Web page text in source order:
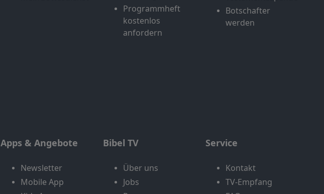
Programmheft
kostenlos
anfordern
Botschafter
werden
Apps & Angebote
Newsletter
Mobile App
Bibel TV
Über uns
Jobs
Service
Kontakt
TV-Empfang